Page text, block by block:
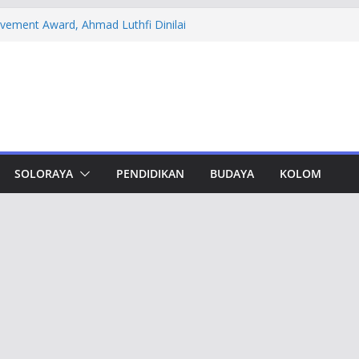
Award, Ahmad Luthfi Dinilai
Lewat Capacity Building
Ajak Aktivis Mahasiswa Tetap Kritis
Muktamar Tapak Suci, Ahmad Luthfi
Jadi Penguat Persatuan Bangsa
SOLORAYA PENDIDIKAN BUDAYA KOLOM